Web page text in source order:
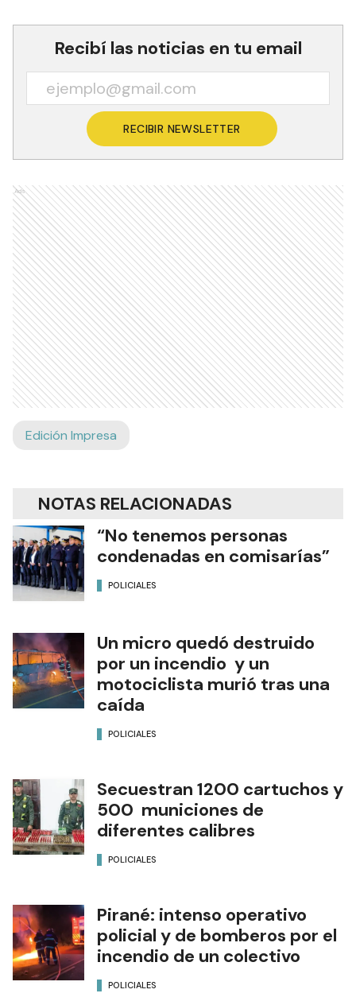
Recibí las noticias en tu email
RECIBIR NEWSLETTER
Ads
Edición Impresa
NOTAS RELACIONADAS
“No tenemos personas
condenadas en comisarías”
POLICIALES
Un micro quedó destruido
por un incendio y un
motociclista murió tras una
caída
POLICIALES
Secuestran 1200 cartuchos y
500 municiones de
diferentes calibres
POLICIALES
Pirané: intenso operativo
policial y de bomberos por el
incendio de un colectivo
POLICIALES